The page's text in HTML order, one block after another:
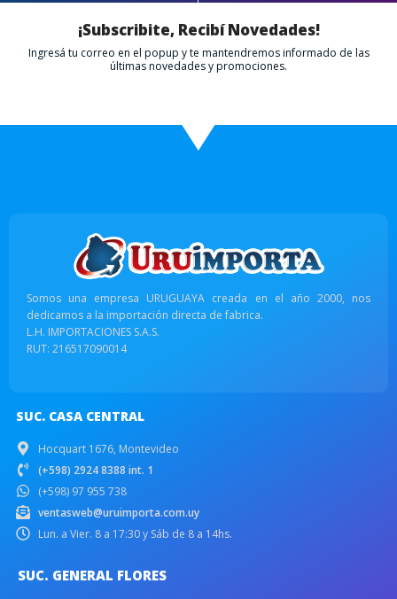
¡Subscribite, Recibí Novedades!
Ingresá tu correo en el popup y te mantendremos informado de las
últimas novedades y promociones.
Somos una empresa URUGUAYA creada en el año 2000, nos
dedicamos a la importación directa de fabrica.
L.H. IMPORTACIONES S.A.S.
RUT: 216517090014
SUC. CASA CENTRAL
Hocquart 1676, Montevideo
(+598) 2924 8388 int. 1
(+598) 97 955 738
ventasweb@uruimporta.com.uy
Lun. a Vier. 8 a 17:30 y Sáb de 8 a 14hs.
SUC. GENERAL FLORES